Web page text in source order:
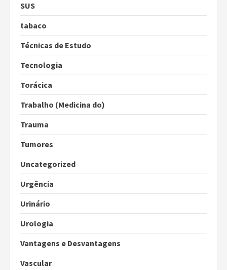
SUS
tabaco
Técnicas de Estudo
Tecnologia
Torácica
Trabalho (Medicina do)
Trauma
Tumores
Uncategorized
Urgência
Urinário
Urologia
Vantagens e Desvantagens
Vascular